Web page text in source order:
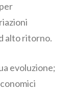
alto ritorno.
evoluzione;